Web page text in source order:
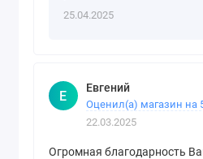
25.04.2025
Е Евгений
Оценил(а) магазин на
22.03.2025
Огромная благодарность